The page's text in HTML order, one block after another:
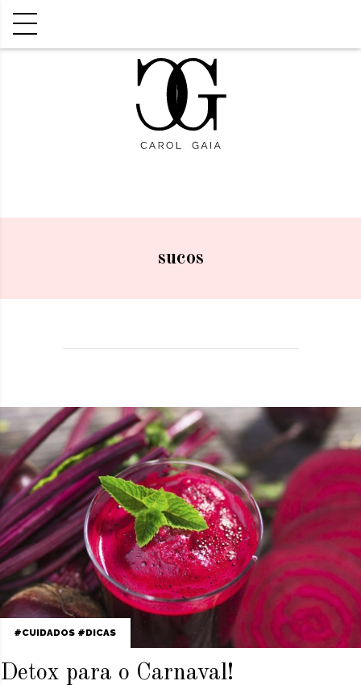
sucos
CUIDADOS DICAS
Detox para o Carnaval!